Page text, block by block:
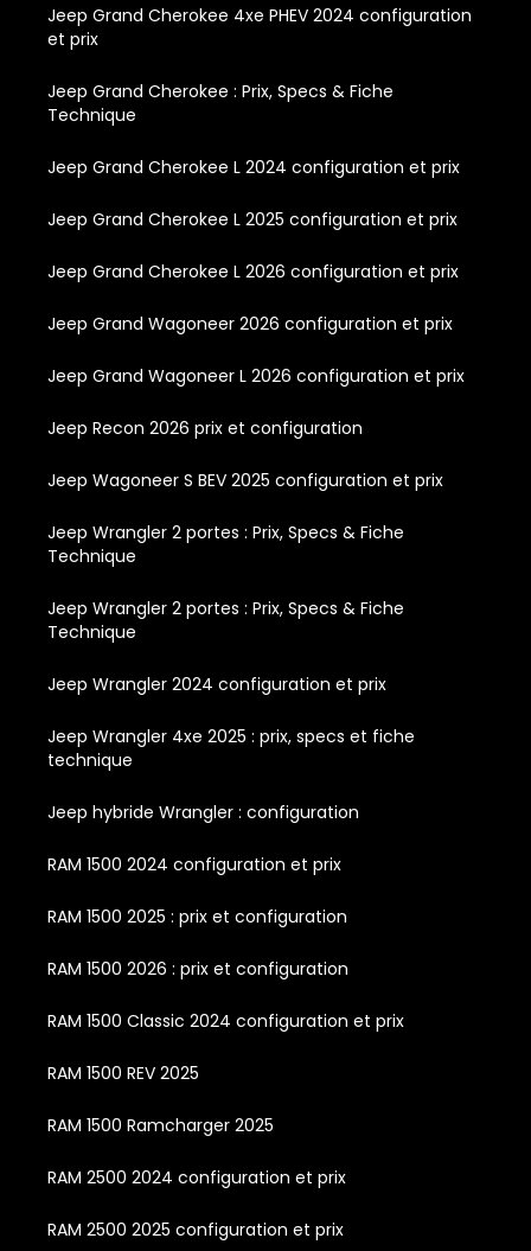
Jeep Grand Cherokee 4xe PHEV 2024 configuration
et prix
Jeep Grand Cherokee : Prix, Specs & Fiche
Technique
Jeep Grand Cherokee L 2024 configuration et prix
Jeep Grand Cherokee L 2025 configuration et prix
Jeep Grand Cherokee L 2026 configuration et prix
Jeep Grand Wagoneer 2026 configuration et prix
Jeep Grand Wagoneer L 2026 configuration et prix
Jeep Recon 2026 prix et configuration
Jeep Wagoneer S BEV 2025 configuration et prix
Jeep Wrangler 2 portes : Prix, Specs & Fiche
Technique
Jeep Wrangler 2 portes : Prix, Specs & Fiche
Technique
Jeep Wrangler 2024 configuration et prix
Jeep Wrangler 4xe 2025 : prix, specs et fiche
technique
Jeep hybride Wrangler : configuration
RAM 1500 2024 configuration et prix
RAM 1500 2025 : prix et configuration
RAM 1500 2026 : prix et configuration
RAM 1500 Classic 2024 configuration et prix
RAM 1500 REV 2025
RAM 1500 Ramcharger 2025
RAM 2500 2024 configuration et prix
RAM 2500 2025 configuration et prix